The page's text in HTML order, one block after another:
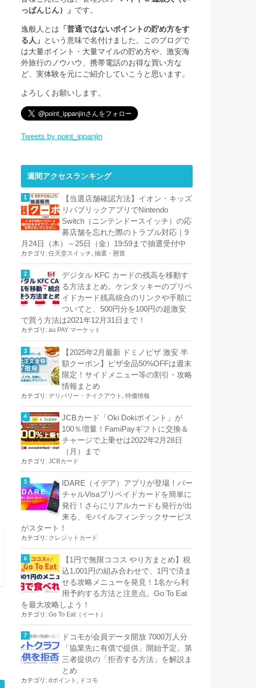
っぱんじん）」 です。
逸般人とは 「普通ではないポイントの貯め方をす
る人」
という意味で名付けました。このブログで
は大量ポイント・大量マイルの貯め方や、激安海
外旅行のノウハウ、携帯電話のお得な買い方な
ど、実体験を元にご紹介していこうと思います。
よろしくお願いします。
Tweets by point_ippanjin
週間アクセスランキング
【当選店舗確認方法】イオン・キッズ
リパブリックアプリでNintendo
Switch（ニンテンドースイッチ）の応
募店舗を忘れた際のトラブル対応｜9
月24日（木）～25日（金）19:59まで抽選受付中
カテゴリ: 任天堂スイッチ, 抽選・懸賞
デジタル KFC カードの残高を移動す
る方法まとめ。ケンタッキーのプリペ
イドカード残高統合のリンクや手順に
ついてと、500円分を100円の超激安
で買う方法は2021年12月31日まで！
カテゴリ: au PAY マーケット
【2025年2月最新 ドミノピザ 激安 半
額クーポン】ピザ全品50%OFFは週末
限定！サイドメニュー等の割引・攻略
情報まとめ
カテゴリ: デリバリー・テイクアウト 特価情報
JCBカード「Oki Dokiポイント」が
100％増量！FamiPayギフトに交換＆
チャージで上乗せは2022年2月28日
（月）まで
カテゴリ: JCBカード
IDARE（イデア）アプリが登場！バー
チャルVisaプリペイドカードを簡単に
発行！さらにリアルカードも発行が出
来る、モバイルフィンテックサービス
がスタート！
カテゴリ: クレジットカード
【1円で無限ココス やり方まとめ】税
込1,001円の組み合わせで、1円で済ま
せる攻略メニューを発見！1名から利
用予約する方法と注意点。Go To Eat
を最大攻略しよう！
カテゴリ: Go To Eat（イート）
ドコモが会員データ開放 7000万人分
「協業先に有償で提供」開始予定。第
三者提供の「拒否する方法」を解説ま
とめ
カテゴリ: dポイント ドコモ